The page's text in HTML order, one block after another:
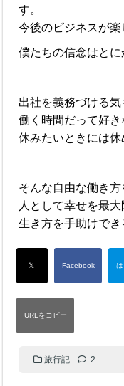
す。
今後のビジネスが楽
僕たちの信念はとに
出社を義務づける気
働く時間だって好き
休みたいときには休
そんな自由な働き方
人として幸せを最
生き方を手助けでき
旅行記 2